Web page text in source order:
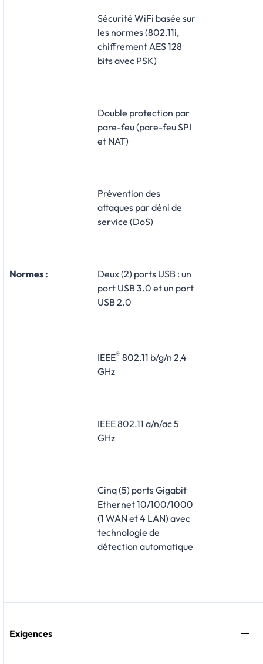
Sécurité WiFi basée sur
les normes (802.11i,
chiffrement AES 128
bits avec PSK)
Double protection par
pare-feu (pare-feu SPI
et NAT)
Prévention des
attaques par déni de
service (DoS)
Normes :
Deux (2) ports USB : un
port USB 3.0 et un port
USB 2.0
IEEE® 802.11 b/g/n 2,4
GHz
IEEE 802.11 a/n/ac 5
GHz
Cinq (5) ports Gigabit
Ethernet 10/100/1000
(1 WAN et 4 LAN) avec
technologie de
détection automatique
Exigences